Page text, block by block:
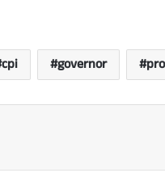
cpi governor